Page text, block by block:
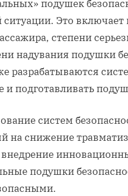
подушек
Это включает
степени
надувания подушки
разрабатываются
и подготавливать
систем
на снижение
внедрение
подушки